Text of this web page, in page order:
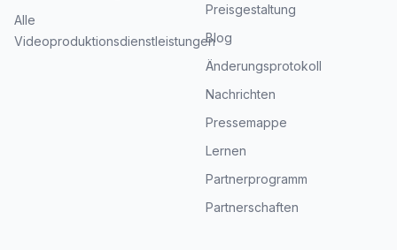
Alle
Videoproduktionsdienstleistungen
Preisgestaltung
Blog
Änderungsprotokoll
Nachrichten
Pressemappe
Lernen
Partnerprogramm
Partnerschaften